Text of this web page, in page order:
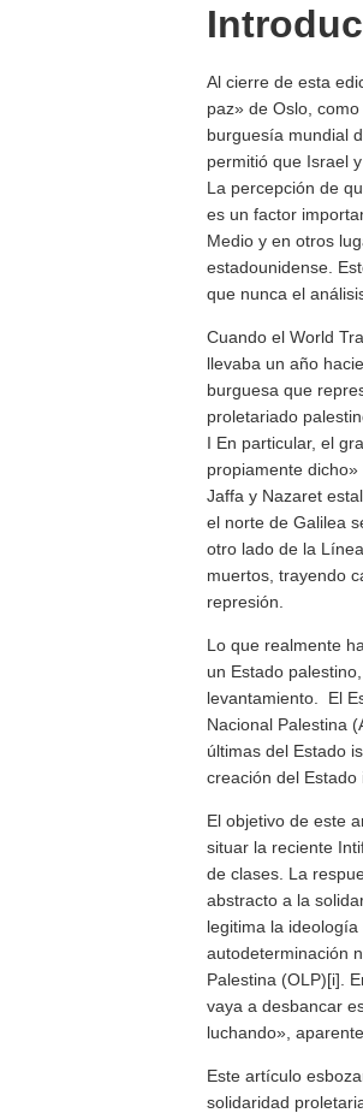
Al cierre de esta
paz» de Oslo,
burguesía mundial
permitió que Israel
La percepción de
es un factor
Medio y en otros
estadounidense.
que nunca el
Cuando el World
llevaba un año
burguesa que
proletariado
I En particular, el
propiamente
Jaffa y Nazaret
el norte de Galilea
otro lado de la
muertos, trayendo
represión.
Lo que realmente
un Estado
levantamiento. El
Nacional Palestina
últimas del Estado
creación del
El objetivo de este
situar la reciente
de clases. La
abstracto a la
legitima la
autodeterminación
Palestina (OLP)[i].
vaya a desbancar
luchando»,
Este artículo
solidaridad